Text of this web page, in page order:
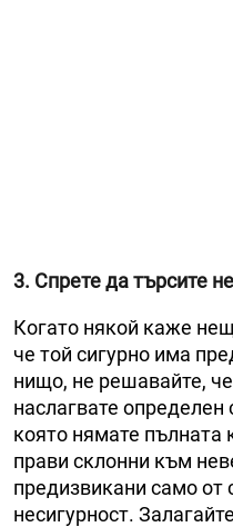
3. Спрете да търсите
Когато някой каже
че той сигурно има
нищо, не решавайте,
наслагвате
която нямате пълната
прави склонни към
предизвикани само от
несигурност.